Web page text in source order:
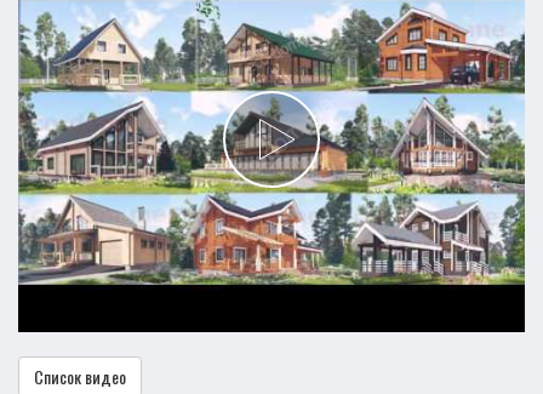
Список видео